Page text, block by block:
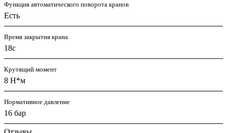
Функция автоматического поворота кранов
Есть
Время закрытия крана
18с
Крутящий момент
8 Н*м
Нормативное давление
16 бар